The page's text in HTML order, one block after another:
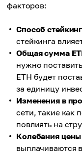
факторов:
Способ
стейкинга
Общая сумма
нужно
ETH будет
за единицу
Изменения в
сети, такие как
повлиять на
Колебания цены
выплачиваются